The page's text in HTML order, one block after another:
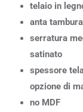
telaio in
anta
serratura
satinato
spessore
opzione di
no MDF